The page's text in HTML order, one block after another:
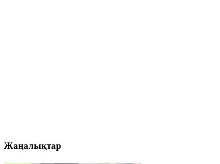
Жаңалықтар